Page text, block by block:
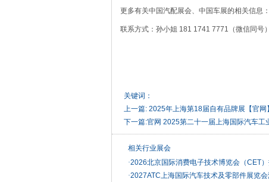
更多有关中国汽配展会、中国车展的相关信息：
联系方式：孙小姐 181 1741 7771（微信同号
关键词：
上一篇: 2025年上海第18届自有品牌展【官网】
下一篇:官网 2025第二十一届上海国际汽车工
相关行业展会
·2026北京国际消费电子技术博览会（CET
·2027ATC上海国际汽车技术及零部件展览